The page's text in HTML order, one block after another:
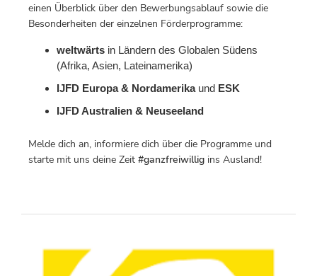
einen Überblick über den Bewerbungsablauf sowie die
Besonderheiten der einzelnen Förderprogramme:
weltwärts in Ländern des Globalen Südens
(Afrika, Asien, Lateinamerika)
IJFD Europa & Nordamerikaund ESK
IJFD Australien & Neuseeland
Melde dich an, informiere dich über die Programme und
starte mit uns deine Zeit #ganzfreiwillig ins Ausland!